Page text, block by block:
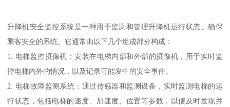
升降机安全监控系统是一种用于监测和管理升降机运行状态、确保
乘客安全的系统。它通常由以下几个组成部分构成：
1. 电梯监控摄像机：安装在电梯内部和外部的摄像机，用于实时监
控电梯内外的情况，以及记录可能发生的安全事件。
2. 电梯故障监测系统：通过传感器和监测设备，实时监测电梯的运
行状态，包括电梯的速度、加速度、位置等参数，以便及时发现并